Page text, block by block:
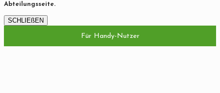
Abteilungsseite.
SCHLIEßEN
Für Handy-Nutzer